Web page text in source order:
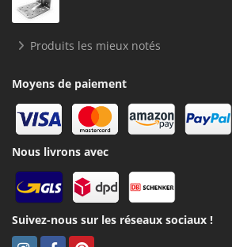
Produits les mieux notés
Moyens de paiement
Nous livrons avec
Suivez-nous sur les réseaux sociaux !